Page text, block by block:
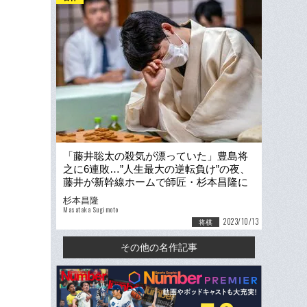
「藤井聡太の殺気が漂っていた」豊島将
之に6連敗…”人生最大の逆転負け”の夜、
藤井が新幹線ホームで師匠・杉本昌隆に
聞いたこと
杉本昌隆
Masataka Sugimoto
将棋 2023/10/13
その他の名作記事